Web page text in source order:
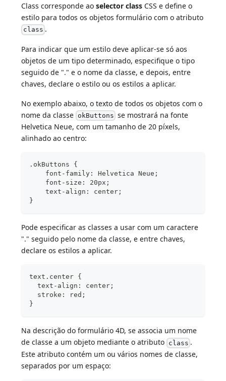
Class corresponde aoselector class CSS e define o
estilo para todos os objetos formulário com o atributo
class .
Para indicar que um estilo deve aplicar-se só aos
objetos de um tipo determinado, especifique o tipo
seguido de "." e o nome da classe, e depois, entre
chaves, declare o estilo ou os estilos a aplicar.
No exemplo abaixo, o texto de todos os objetos com o
nome da classe okButtons se mostrará na fonte
Helvetica Neue, com um tamanho de 20 píxels,
alinhado ao centro:
.okButtons {
    font-family: Helvetica Neue;
    font-size: 20px;
    text-align: center;
}
Pode especificar as classes a usar com um caractere
"." seguido pelo nome da classe, e entre chaves,
declare os estilos a aplicar.
text.center {
  text-align: center;
  stroke: red;
}
Na descrição do formulário 4D, se associa um nome
de classe a um objeto mediante o atributo class .
Este atributo contém um ou vários nomes de classe,
separados por um espaço: